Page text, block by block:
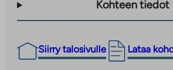
Kohteen tiedot
Siirry talosivulle Lataa
Linkki
vie